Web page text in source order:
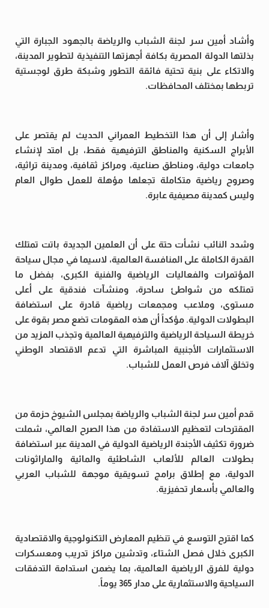
وأشاد أمين سر لجنة الشباب والرياضة بالجهود الجبارة التي
بذلتها الدولة المصرية بكافة أجهزتها التنفيذية لتطوير المدينة،
والاتكاء على بنية تحتية فائقة التطور وشبكة طرق لوجستية
تربطها بمختلف المحافظات.
وأشار إلى أن هذا التخطيط العمراني الحديث لم يقتصر على
الأبراج السكنية والمناطق الترفيهية فقط، بل امتد لإنشاء
جامعات دولية، ومناطق صناعية، ومراكز ثقافية، ومدينة تراثية،
وصروح رياضية متكاملة تجعلها مؤهلة للعمل طوال العام
وليس كمدينة مصيفية عابرة.
وشدد النائب نشأت حتة على أن العلمين الجديدة باتت تمتلك
القدرة الكاملة على المنافسة العالمية، لاسيما في مجال سياحة
المؤتمرات والفعاليات الرياضية والفنية الكبرى، بفضل ما
تمتلكه من شواطئ ساحرة، ومنشآت فندقية على أعلى
مستوى، وملاعب ومجمعات رياضية قادرة على استضافة
البطولات الدولية. مؤكداً أن هذه المقومات تضع مصر بقوة على
خريطة السياحة الرياضية والترفيهية العالمية وتجذب المزيد من
الاستثمارات الأجنبية المباشرة التي تدعم الاقتصاد الوطني
وتخلق آلاف فرص العمل للشباب.
قدم أمين سر لجنة الشباب والرياضة بمجلس الشيوخ حزمة من
المقترحات لتعظيم الاستفادة من هذا الصرح العالمي، شملت
ضرورة تكثيف الأجندة الرياضية الدولية في المدينة عبر استضافة
بطولات العالم للألعاب الشاطئية والمائية والماراثونات
الدولية، مع إطلاق برامج تسويقية موجهة للشباب العربي
والعالمي بأسعار تحفيزية.
كما اقترح التوسع في تنظيم المعارض التكنولوجية والاقتصادية
الكبرى خلال فصل الشتاء، وتدشين مراكز تدريب ومعسكرات
دولية للفرق الرياضية العالمية، بما يضمن استدامة التدفقات
السياحية والاستثمارية على مدار 365 يوماً.